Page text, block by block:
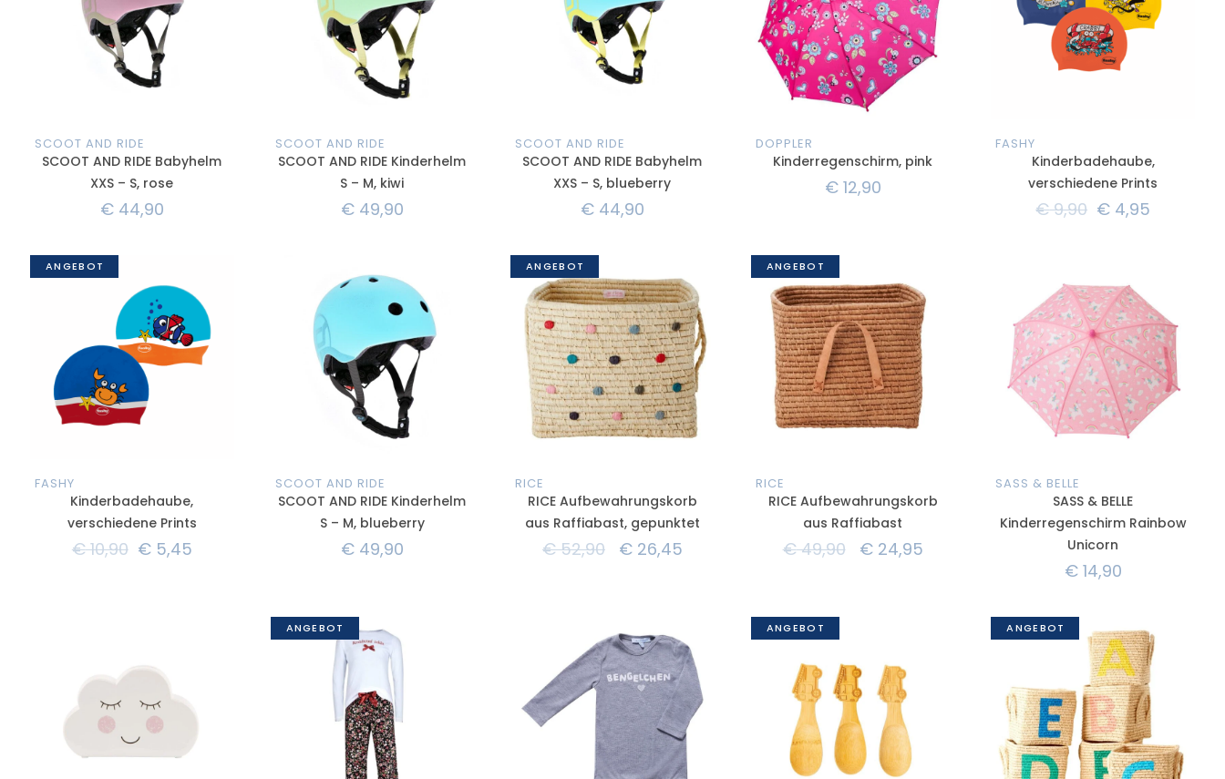
SCOOT AND RIDE
SCOOT AND RIDE Babyhelm
XXS – S, rose
€44,90
SCOOT AND RIDE
SCOOT AND RIDE Kinderhelm
S – M, kiwi
€49,90
SCOOT AND RIDE
SCOOT AND RIDE Babyhelm
XXS – S, blueberry
€44,90
DOPPLER
Kinderregenschirm, pink
€12,90
FASHY
Kinderbadehaube,
verschiedene Prints
€9,90 € 4,95
ANGEBOT
FASHY
Kinderbadehaube,
verschiedene Prints
€10,90 €5,45
SCOOT AND RIDE
SCOOT AND RIDE Kinderhelm
S – M, blueberry
€49,90
ANGEBOT
RICE
RICE Aufbewahrungskorb
aus Raffiabast, gepunktet
€52,90 €26,45
ANGEBOT
RICE
RICE Aufbewahrungskorb
aus Raffiabast
€49,90 €24,95
SASS & BELLE
SASS & BELLE
Kinderregenschirm Rainbow
Unicorn
€14,90
ANGEBOT ANGEBOT ANGEBOT